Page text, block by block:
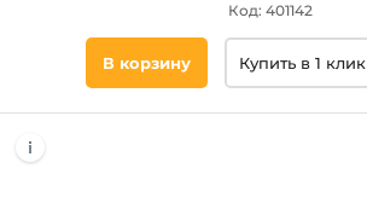
Код: 401142
В корзину Купить в 1 клик